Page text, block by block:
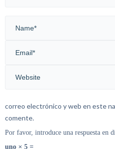
correo electrónico y web en este
comente.
Por favor, introduce una respuesta en
uno × 5 =